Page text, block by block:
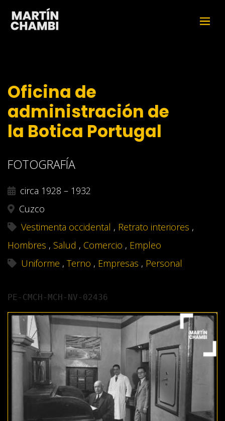
Oficina de
administración de
la Botica Portugal
FOTOGRAFÍA
circa 1928 – 1932
Cuzco
Vestimenta occidental , Retrato interiores ,
Hombres , Salud , Comercio , Empleo
Uniforme , Terno , Empresas , Personal
PE-CMCH-MCH-NV-02436